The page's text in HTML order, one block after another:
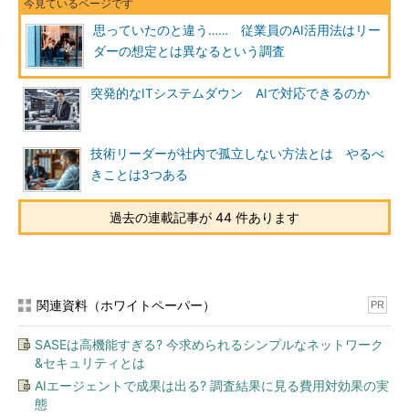
思っていたのと違う…… 従業員のAI活用法はリー
ダーの想定とは異なるという調査
突発的なITシステムダウン AIで対応できるのか
技術リーダーが社内で孤立しない方法とは やるべ
きことは3つある
過去の連載記事が 44 件あります
関連資料（ホワイトペーパー） PR
SASEは高機能すぎる? 今求められるシンプルなネットワーク
&セキュリティとは
AIエージェントで成果は出る? 調査結果に見る費用対効果の実
態